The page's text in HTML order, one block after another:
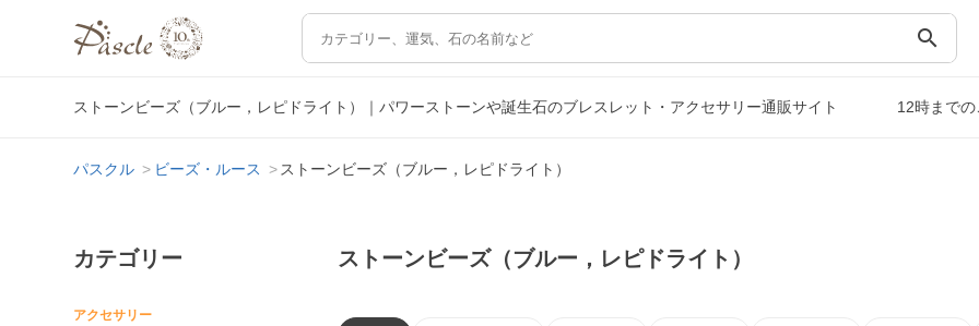
search
ストーンビーズ（ブルー，レピドライト）｜パワーストーンや誕生石のブレスレット・アクセサリー通販サイト 12時まで
パスクル ビーズ・ルース ストーンビーズ（ブルー，レピドライト）
カテゴリー
アクセサリー
ストーンビーズ（ブルー，レピドライト）